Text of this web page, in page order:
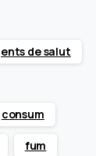
de salut
consum
fum